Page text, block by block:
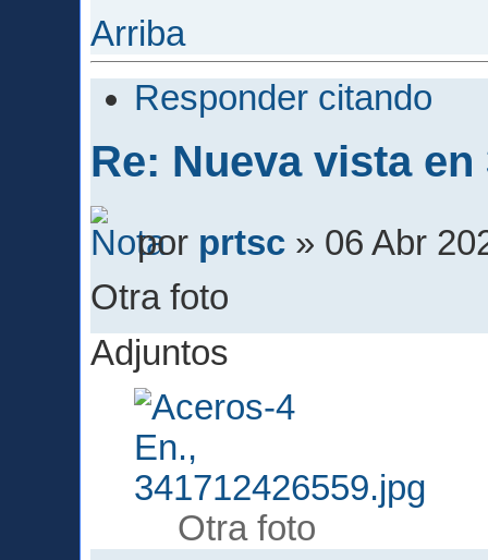
Arriba
Responder citando
Re: Nueva vista
por prtsc » 06 Abr
Otra foto
Adjuntos
Otra foto